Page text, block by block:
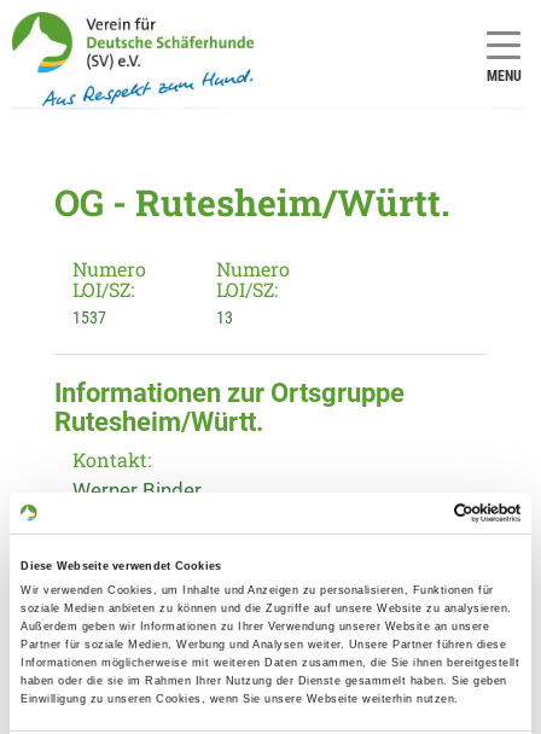
Diese Webseite verwendet Cookies
Wir verwenden Cookies, um Inhalte und Anzeigen zu personalisieren, Funktionen für
soziale Medien anbieten zu können und die Zugriffe auf unsere Website zu analysieren.
Außerdem geben wir Informationen zu Ihrer Verwendung unserer Website an unsere
Partner für soziale Medien, Werbung und Analysen weiter. Unsere Partner führen diese
Informationen möglicherweise mit weiteren Daten zusammen, die Sie ihnen bereitgestellt
haben oder die sie im Rahmen Ihrer Nutzung der Dienste gesammelt haben. Sie geben
Einwilligung zu unseren Cookies, wenn Sie unsere Webseite weiterhin nutzen.
MENU
OG - Rutesheim/Württ.
Numero
LOI/SZ:
1537
Numero
LOI/SZ:
13
Informationen zur Ortsgruppe
Rutesheim/Württ.
Kontakt:
Werner Binder
Übungsplatz:
Im Bonholz 13
71277 Rutesheim
Numero di telefono: